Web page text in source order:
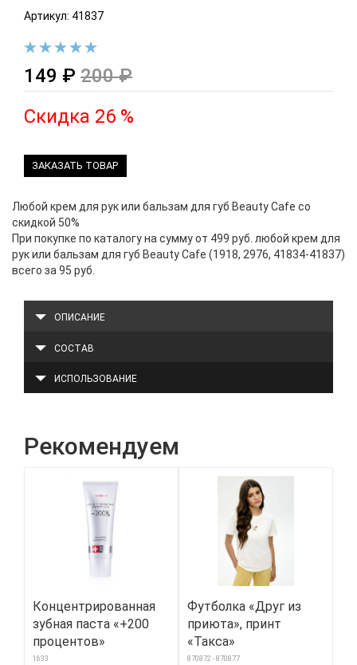
Артикул: 41837
149 ₽ 200 ₽
Скидка 26 %
ЗАКАЗАТЬ ТОВАР
Любой крем для рук или бальзам для губ Beauty Cafe со
скидкой 50%
При покупке по каталогу на сумму от 499 руб. любой крем для
рук или бальзам для губ Beauty Cafe (1918, 2976, 41834-41837)
всего за 95 руб.
ОПИСАНИЕ
СОСТАВ
ИСПОЛЬЗОВАНИЕ
Рекомендуем
Концентрированная
зубная паста «+200
процентов»
1633
Футболка «Друг из
приюта», принт
«Такса»
870872 - 870877